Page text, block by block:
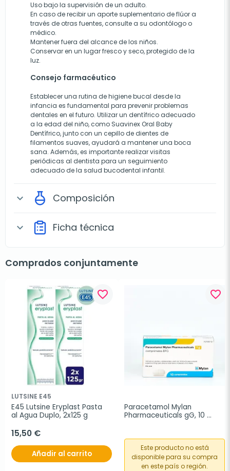
Uso bajo la supervisión de un adulto.
En caso de recibir un aporte suplementario de flúor a
través de otras fuentes, consulte a su odontólogo o
médico.
Mantener fuera del alcance de los niños.
Conservar en un lugar fresco y seco, protegido de la
luz.
Consejo farmacéutico
Establecer una rutina de higiene bucal desde la
infancia es fundamental para prevenir problemas
dentales en el futuro. Utilizar un dentífrico adecuado
a la edad del niño, como Suavinex Oral Baby
Dentífrico, junto con un cepillo de dientes de
filamentos suaves, ayudará a mantener una boca
sana. Además, es importante realizar visitas
periódicas al dentista para un seguimiento
adecuado de la salud bucodental infantil.
expand_more Composición
expand_more Ficha técnica
Comprados conjuntamente
favorite_border
LUTSINE E45
E45 Lutsine Eryplast Pasta
al Agua Duplo, 2x125 g
15,50 €
Añadir al carrito
favorite_border
Paracetamol Mylan
Pharmaceuticals gG, 10
Este producto no está
disponible para su compra
en este país o región.